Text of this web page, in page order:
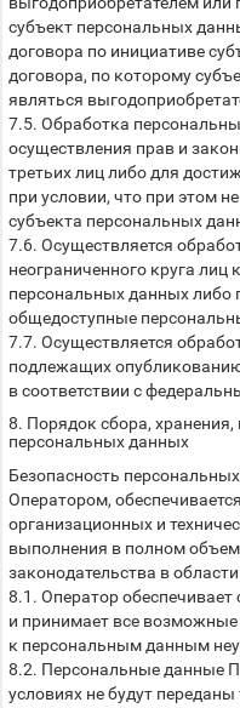
субъект персональных
договора по инициативе
договора, по которому
являться
7.5. Обработка
осуществления прав и
третьих лиц либо для
при условии, что при этом
субъекта персональных
7.6. Осуществляется
неограниченного круга
персональных данных либо
общедоступные
7.7. Осуществляется
подлежащих
в соответствии с
8. Порядок сбора, хранения,
персональных данных
Безопасность
Оператором,
организационных и
выполнения в полном
законодательства в
8.1. Оператор
и принимает все
к персональным данным
8.2. Персональные данные
условиях не будут